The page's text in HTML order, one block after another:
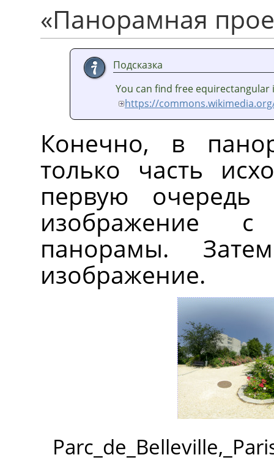
«Панорамная
Подсказка
You can find free equirectangular
https://
Конечно, в
только часть
первую очередь
изображение
панорамы.
изображение.